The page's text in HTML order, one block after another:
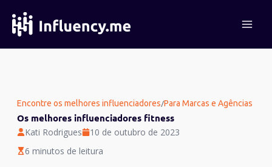
para
conteúdo
Encontre os melhores influenciadores/Para Marcas e Agências
Os melhores influenciadores fitness
Kati Rodrigues
10 de outubro de 2023
6 minutos de leitura